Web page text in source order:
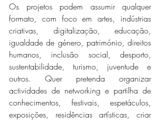
Os projetos podem assumir qualquer
formato, com foco em artes, indústrias
criativas, digitalização, educação,
igualdade de género, património, direitos
humanos, inclusão social, desporto,
sustentabilidade, turismo, juventude e
outros. Quer pretenda organizar
actividades de networking e partilha de
conhecimentos, festivais, espetáculos,
exposições, residências artísticas, criar